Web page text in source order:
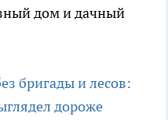
дом и дачный
бригады и лесов:
дороже